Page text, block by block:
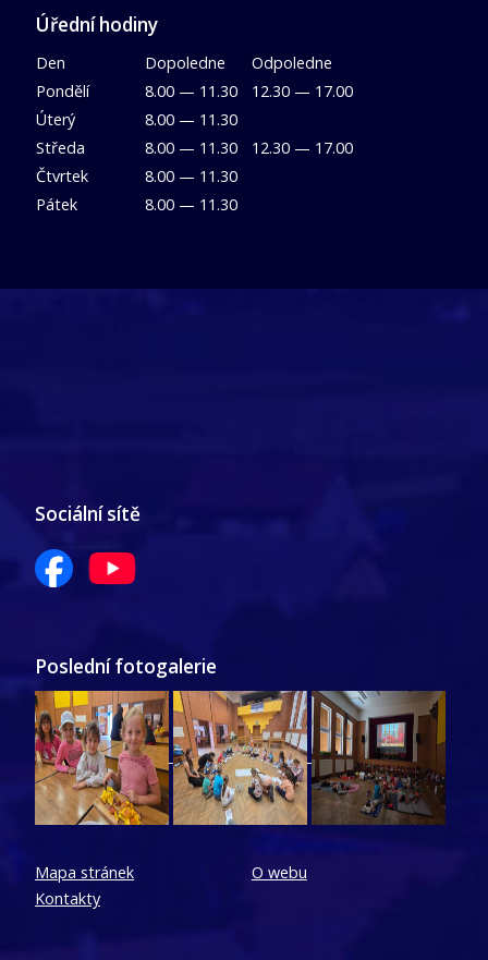
Úřední hodiny
Den Dopoledne
Odpoledne
Pondělí
8.00 — 11.30
12.30 — 17.00
Úterý
8.00 — 11.30
Středa
8.00 — 11.30
12.30 — 17.00
Čtvrtek
8.00 — 11.30
Pátek
8.00 — 11.30
Sociální sítě
Poslední fotogalerie
Mapa stránek
Kontakty
O webu